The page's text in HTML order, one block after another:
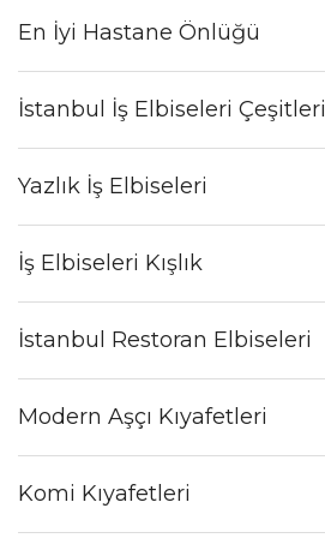
En İyi Hastane Önlüğü
İstanbul İş Elbiseleri Çeşitleri
Yazlık İş Elbiseleri
İş Elbiseleri Kışlık
İstanbul Restoran Elbiseleri
Modern Aşçı Kıyafetleri
Komi Kıyafetleri